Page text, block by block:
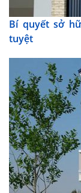
Bí quyết sở
tuyệt